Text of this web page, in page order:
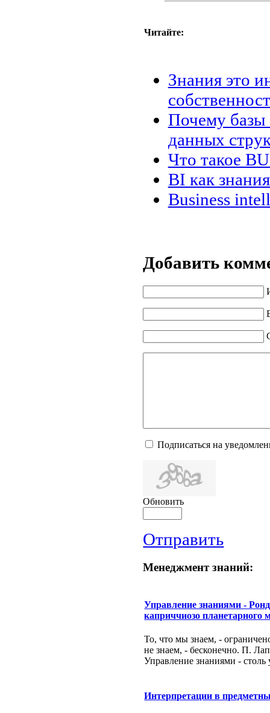
Читайте:
Знания это
Почему базы
данных
Что такое
BI как
Business
Добавить
Подписаться на
Обновить
Отправить
Менеджмент знаний:
Управление знаниями -
каприччиозо планетарного
То, что мы знаем, -
не знаем, - бесконечно. П.
Управление знаниями - столь
Интерпретации в